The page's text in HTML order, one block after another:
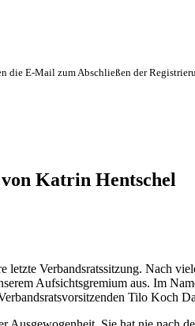
die E-Mail zum Abschließen der
Katrin Hentschel
letzte Verbandsratssitzung. Nach
Aufsichtsgremium aus. Im
Tilo Koch